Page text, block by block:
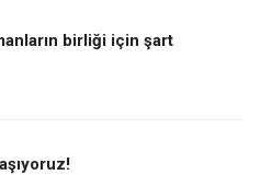
birliği için şart